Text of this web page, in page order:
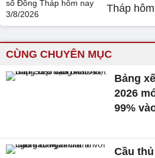
Tháp
CÙNG CHUYÊN MỤC
Bảng
2026
99%
Cầu